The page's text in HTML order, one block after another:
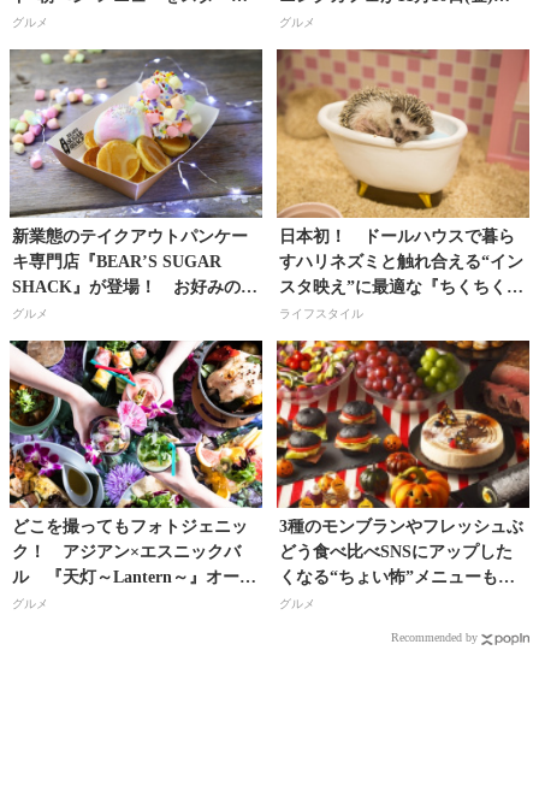
ト！
グルメ
ら期間限定で東京ソラマチにオ
ープン！
グルメ
新業態のテイクアウトパンケー
キ専門店『BEAR’S SUGAR
SHACK』が登場！ お好みのト
ッピングで“ゆめかわいい”ちっ
ちゃなパンケーキが楽しめる!!
グルメ
日本初！ ドールハウスで暮ら
すハリネズミと触れ合える“イン
スタ映え”に最適な『ちくちく
CAFE』が渋谷にオープン!!
ライフスタイル
どこを撮ってもフォトジェニッ
ク！ アジアン×エスニックバ
ル 『天灯～Lantern～』オープ
ン！
グルメ
3種のモンブランやフレッシュぶ
どう食べ比べSNSにアップした
くなる“ちょい怖”メニューも登
場！ ホテルニューオータニ幕
グルメ
Recommended by